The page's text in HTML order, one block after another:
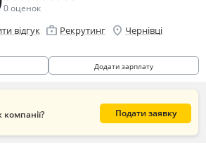
0оценок
відгук enterprise Рекрутинг location_on Чернівці
Додати зарплату
Подати заявку